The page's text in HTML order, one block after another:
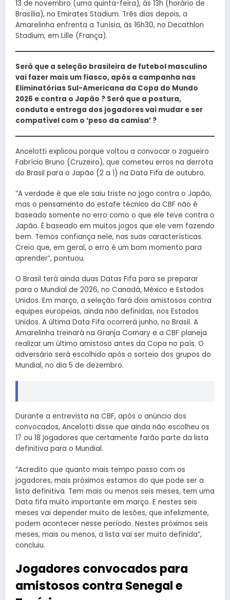
13 de novembro (uma quinta-feira), às 13h (horário de
Brasília), no Emirates Stadium. Três dias depois, a
Amarelinha enfrenta a Tunísia, às 16h30, no Decathlon
Stadium, em Lille (França).
Será que a seleção brasileira de futebol masculino
vai fazer mais um fiasco, após a campanha nas
Eliminatórias Sul-Americana da Copa do Mundo
2026 e contra o Japão ? Será que a postura,
conduta e entrega dos jogadores vai mudar e ser
compatível com o ‘peso da camisa’ ?
Ancelotti explicou porque voltou a convocar o zagueiro
Fabrício Bruno (Cruzeiro), que cometeu erros na derrota
do Brasil para o Japão (2 a 1) na Data Fifa de outubro.
“A verdade é que ele saiu triste no jogo contra o Japão,
mas o pensamento do estafe técnico da CBF não é
baseado somente no erro como o que ele teve contra o
Japão. É baseado em muitos jogos que ele vem fazendo
bem. Temos confiança nele, nas suas características.
Creio que, em geral, o erro é um bom momento para
aprender”, pontuou.
O Brasil terá ainda duas Datas Fifa para se preparar
para o Mundial de 2026, no Canadá, México e Estados
Unidos. Em março, a seleção fará dois amistosos contra
equipes europeias, ainda não definidas, nos Estados
Unidos. A última Data Fifa ocorrerá junho, no Brasil. A
Amarelinha treinará na Granja Comary e a CBF planeja
realizar um último amistoso antes da Copa no país. O
adversário será escolhido após o sorteio dos grupos do
Mundial, no dia 5 de dezembro.
Durante a entrevista na CBF, após o anúncio dos
convocados, Ancelotti disse que ainda não escolheu os
17 ou 18 jogadores que certamente farão parte da lista
definitiva para o Mundial.
“Acredito que quanto mais tempo passo com os
jogadores, mais próximos estamos do que pode ser a
lista definitiva. Tem mais ou menos seis meses, tem uma
Data fifa muito importante em março. E nestes seis
meses vai depender muito de lesões, que infelizmente,
podem acontecer nesse período. Nestes próximos seis
meses, mais ou menos, a lista vai ser muito definida”,
concluiu.
Jogadores convocados para
amistosos contra Senegal e